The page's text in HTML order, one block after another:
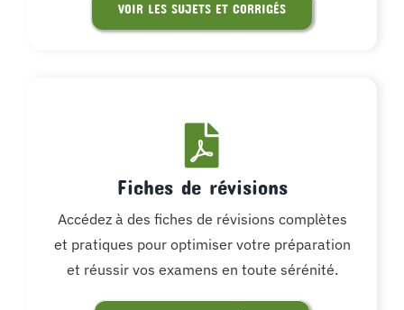
VOIR LES SUJETS ET CORRIGÉS
Fiches de révisions
Accédez à des fiches de révisions complètes
et pratiques pour optimiser votre préparation
et réussir vos examens en toute sérénité.